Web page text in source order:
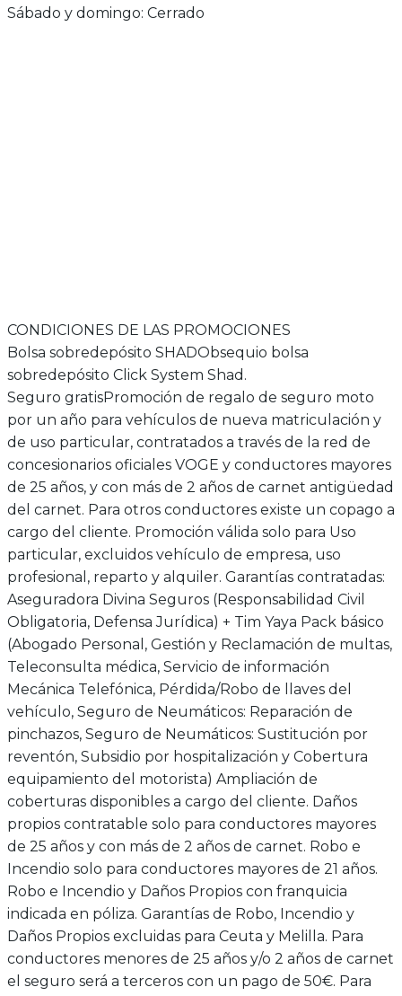
Sábado y domingo: Cerrado
CONDICIONES DE LAS PROMOCIONES
Bolsa sobredepósito SHADObsequio bolsa
sobredepósito Click System Shad.
Seguro gratisPromoción de regalo de seguro moto
por un año para vehículos de nueva matriculación y
de uso particular, contratados a través de la red de
concesionarios oficiales VOGE y conductores mayores
de 25 años, y con más de 2 años de carnet antigüedad
del carnet. Para otros conductores existe un copago a
cargo del cliente. Promoción válida solo para Uso
particular, excluidos vehículo de empresa, uso
profesional, reparto y alquiler. Garantías contratadas:
Aseguradora Divina Seguros (Responsabilidad Civil
Obligatoria, Defensa Jurídica) + Tim Yaya Pack básico
(Abogado Personal, Gestión y Reclamación de multas,
Teleconsulta médica, Servicio de información
Mecánica Telefónica, Pérdida/Robo de llaves del
vehículo, Seguro de Neumáticos: Reparación de
pinchazos, Seguro de Neumáticos: Sustitución por
reventón, Subsidio por hospitalización y Cobertura
equipamiento del motorista) Ampliación de
coberturas disponibles a cargo del cliente. Daños
propios contratable solo para conductores mayores
de 25 años y con más de 2 años de carnet. Robo e
Incendio solo para conductores mayores de 21 años.
Robo e Incendio y Daños Propios con franquicia
indicada en póliza. Garantías de Robo, Incendio y
Daños Propios excluidas para Ceuta y Melilla. Para
conductores menores de 25 años y/o 2 años de carnet
el seguro será a terceros con un pago de 50€. Para